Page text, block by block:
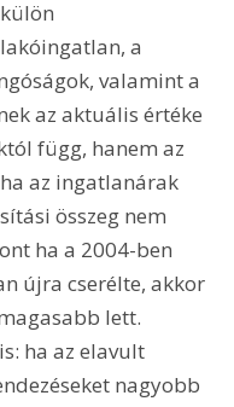
a
valamint a
az aktuális értéke
függ, hanem az
az ingatlanárak
összeg nem
ha a 2004-ben
újra cserélte, akkor
lett.
ha az elavult
nagyobb